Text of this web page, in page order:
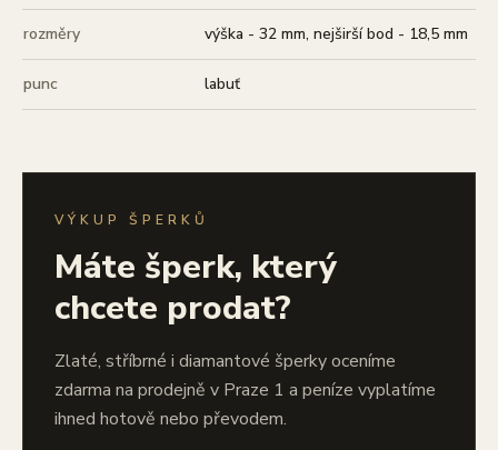
rozměry výška - 32 mm, nejširší bod - 18,5 mm
punc labuť
VÝKUP ŠPERKŮ
Máte šperk, který
chcete prodat?
Zlaté, stříbrné i diamantové šperky oceníme
zdarma na prodejně v Praze 1 a peníze vyplatíme
ihned hotově nebo převodem.